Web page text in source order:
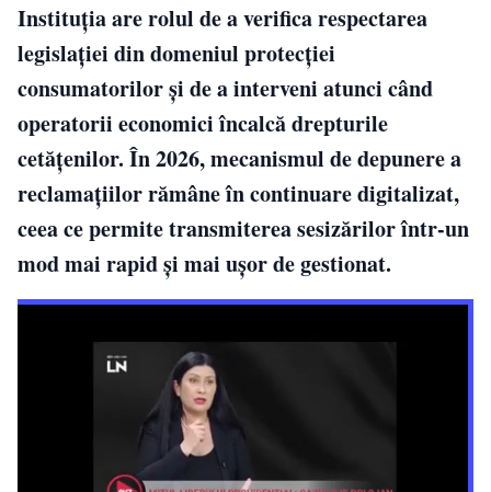
Instituția are rolul de a verifica respectarea
legislației din domeniul protecției
consumatorilor și de a interveni atunci când
operatorii economici încalcă drepturile
cetățenilor. În 2026, mecanismul de depunere a
reclamațiilor rămâne în continuare digitalizat,
ceea ce permite transmiterea sesizărilor într-un
mod mai rapid și mai ușor de gestionat.